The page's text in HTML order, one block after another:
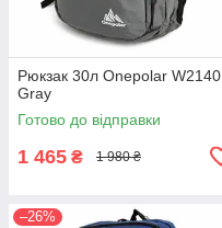
Рюкзак 30л Onepolar W2140
Gray
Готово до відправки
1 465 ₴ 1 980 ₴
–26%